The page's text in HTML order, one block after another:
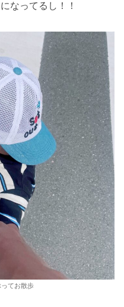
なってるし！！
てお散歩